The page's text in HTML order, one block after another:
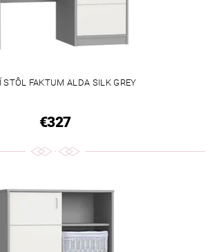
STÔL FAKTUM ALDA SILK GREY
€327